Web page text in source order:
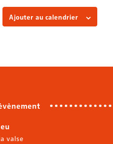
Ajouter au calendrier
valse